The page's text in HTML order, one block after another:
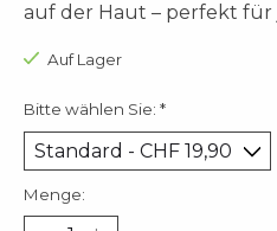
auf der Haut – perfekt für
Auf Lager
Bitte wählen Sie: *
Menge: